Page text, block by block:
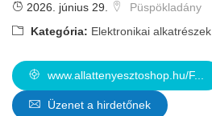
2026. június 29.
Püspökladány
Kategória: Elektronikai alkatrészek
www.allattenyesztoshop.hu/F...
Üzenet a hirdetőnek